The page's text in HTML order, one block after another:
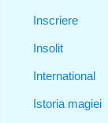
Inscriere
Insolit
International
Istoria magiei